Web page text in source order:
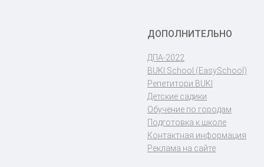
ДОПОЛНИТЕЛЬНО
ДПА-2022
BUKI School (EasySchool)
Репетитори BUKI
Детские садики
Обучение по городам
Подготовка к школе
Контактная информация
Реклама на сайте